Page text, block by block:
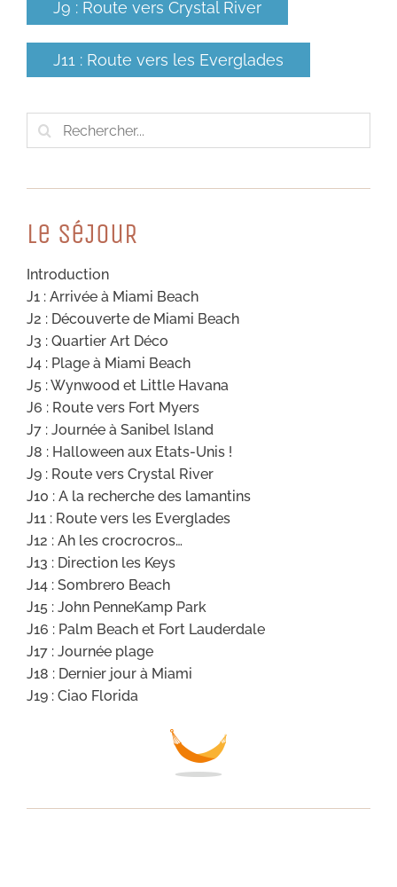
J9 : Route vers Crystal River
J11 : Route vers les Everglades
Rechercher:
Le SéJouR
Introduction
J1 : Arrivée à Miami Beach
J2 : Découverte de Miami Beach
J3 : Quartier Art Déco
J4 : Plage à Miami Beach
J5 : Wynwood et Little Havana
J6 : Route vers Fort Myers
J7 : Journée à Sanibel Island
J8 : Halloween aux Etats-Unis !
J9 : Route vers Crystal River
J10 : A la recherche des lamantins
J11 : Route vers les Everglades
J12 : Ah les crocrocros…
J13 : Direction les Keys
J14 : Sombrero Beach
J15 : John PenneKamp Park
J16 : Palm Beach et Fort Lauderdale
J17 : Journée plage
J18 : Dernier jour à Miami
J19 : Ciao Florida